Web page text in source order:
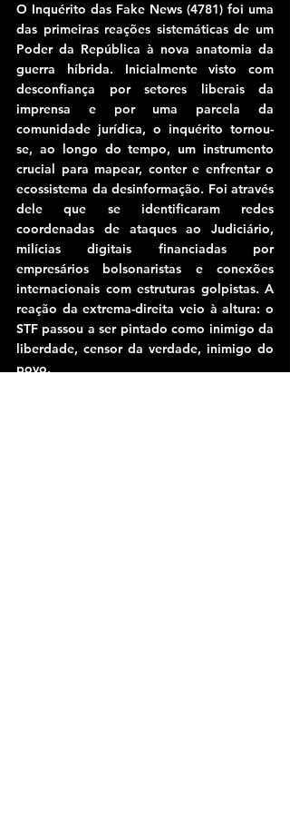
O Inquérito das Fake News (4781) foi uma
das primeiras reações sistemáticas de um
Poder da República à nova anatomia da
guerra híbrida. Inicialmente visto com
desconfiança por setores liberais da
imprensa e por uma parcela da
comunidade jurídica, o inquérito tornou-
se, ao longo do tempo, um instrumento
crucial para mapear, conter e enfrentar o
ecossistema da desinformação. Foi através
dele que se identificaram redes
coordenadas de ataques ao Judiciário,
milícias digitais financiadas por
empresários bolsonaristas e conexões
internacionais com estruturas golpistas. A
reação da extrema-direita veio à altura: o
STF passou a ser pintado como inimigo da
liberdade, censor da verdade, inimigo do
povo.